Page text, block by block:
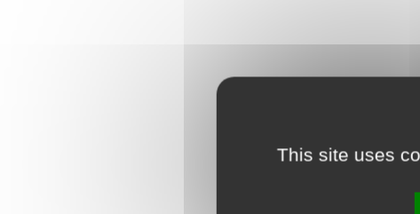
This site uses